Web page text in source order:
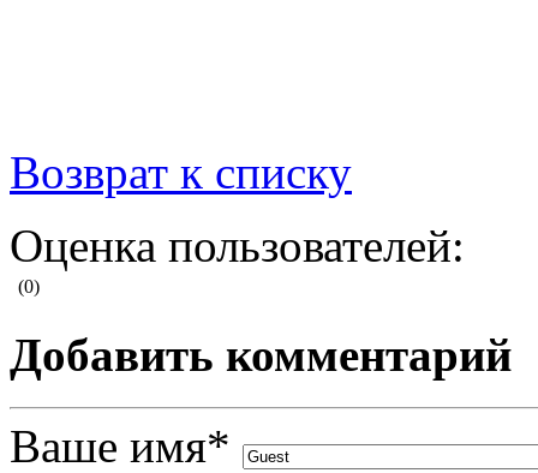
Возврат к списку
Оценка пользователей:
(0)
Добавить комментарий
Ваше имя*